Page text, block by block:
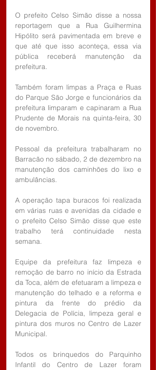
O prefeito Celso Simão disse a nossa
reportagem que a Rua Guilhermina
Hipólito será pavimentada em breve e
que até que isso aconteça, essa via
pública receberá manutenção da
prefeitura.
Também foram limpas a Praça e Ruas
do Parque São Jorge e funcionários da
prefeitura limparam e capinaram a Rua
Prudente de Morais na quinta-feira, 30
de novembro.
Pessoal da prefeitura trabalharam no
Barracão no sábado, 2 de dezembro na
manutenção dos caminhões do lixo e
ambulâncias.
A operação tapa buracos foi realizada
em várias ruas e avenidas da cidade e
o prefeito Celso Simão disse que este
trabalho terá continuidade nesta
semana.
Equipe da prefeitura faz limpeza e
remoção de barro no início da Estrada
da Toca, além de efetuaram a limpeza e
manutenção do telhado e a reforma e
pintura da frente do prédio da
Delegacia de Polícia, limpeza geral e
pintura dos muros no Centro de Lazer
Municipal.
Todos os brinquedos do Parquinho
Infantil do Centro de Lazer foram